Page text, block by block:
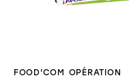
FOOD'COM OPÉRATION